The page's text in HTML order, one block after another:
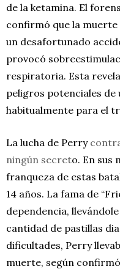
de la ketamina. El
confirmó que la muerte
un desafortunado
provocó
respiratoria. Esta
peligros potenciales
habitualmente para el
La lucha de Perry
ningún secreto. En sus
franqueza de estas
14 años. La fama de
dependencia,
cantidad de pastillas
dificultades, Perry
muerte, según